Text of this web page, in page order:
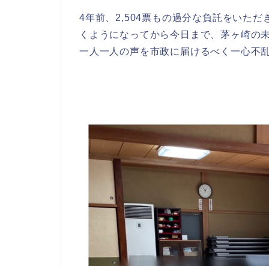
4年前、2,504票もの過分な負託をいただ
くようになってから今日まで、茅ヶ崎の
一人一人の声を市政に届けるべく一心不